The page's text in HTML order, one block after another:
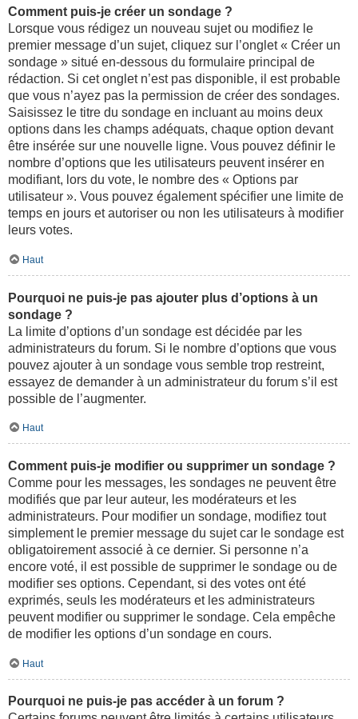
Comment puis-je créer un sondage ?
Lorsque vous rédigez un nouveau sujet ou modifiez le
premier message d’un sujet, cliquez sur l’onglet « Créer un
sondage » situé en-dessous du formulaire principal de
rédaction. Si cet onglet n’est pas disponible, il est probable
que vous n’ayez pas la permission de créer des sondages.
Saisissez le titre du sondage en incluant au moins deux
options dans les champs adéquats, chaque option devant
être insérée sur une nouvelle ligne. Vous pouvez définir le
nombre d’options que les utilisateurs peuvent insérer en
modifiant, lors du vote, le nombre des « Options par
utilisateur ». Vous pouvez également spécifier une limite de
temps en jours et autoriser ou non les utilisateurs à modifier
leurs votes.
Haut
Pourquoi ne puis-je pas ajouter plus d’options à un
sondage ?
La limite d’options d’un sondage est décidée par les
administrateurs du forum. Si le nombre d’options que vous
pouvez ajouter à un sondage vous semble trop restreint,
essayez de demander à un administrateur du forum s’il est
possible de l’augmenter.
Haut
Comment puis-je modifier ou supprimer un sondage ?
Comme pour les messages, les sondages ne peuvent être
modifiés que par leur auteur, les modérateurs et les
administrateurs. Pour modifier un sondage, modifiez tout
simplement le premier message du sujet car le sondage est
obligatoirement associé à ce dernier. Si personne n’a
encore voté, il est possible de supprimer le sondage ou de
modifier ses options. Cependant, si des votes ont été
exprimés, seuls les modérateurs et les administrateurs
peuvent modifier ou supprimer le sondage. Cela empêche
de modifier les options d’un sondage en cours.
Haut
Pourquoi ne puis-je pas accéder à un forum ?